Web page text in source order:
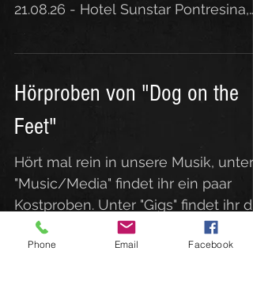
21.08.26 - Hotel Sunstar Pontresina,
Hotelfachschule Passugg, ab 11.00
ab 21.00
Hörproben von "Dog on the
Feet"
Hört mal rein in unsere Musik, unter
"Music/Media" findet ihr ein paar
Kostproben. Unter "Gigs" findet ihr
aktuellen Auftritte von...
Phone Email Facebook